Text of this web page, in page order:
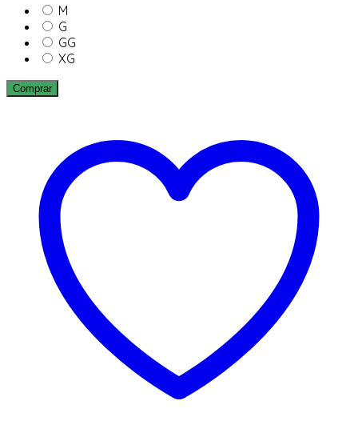
M
G
GG
XG
Comprar